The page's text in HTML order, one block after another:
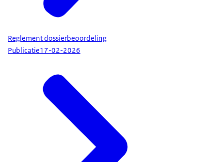
Reglement dossierbeoordeling
Publicatie17-02-2026